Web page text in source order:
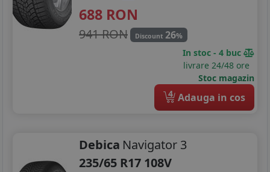
688 RON
941 RON Discount 26%
In stoc - 4 buc
livrare 24/48 ore
Stoc magazin
4 Adauga in cos
Debica Navigator 3
235/65 R17 108V